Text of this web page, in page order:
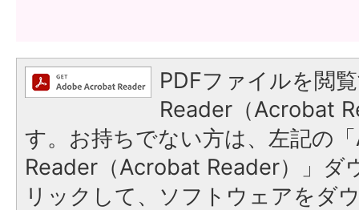
PDFファイルを閲
Reader（Acrobat
す。お持ちでない方は、左記の
Reader（Acrobat Reader）」ダ
リックして、ソフトウェアをダ